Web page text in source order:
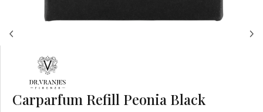
Carparfum Refill Peonia Black